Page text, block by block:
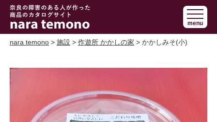
奈良で障害の
ある人の手作
り商品 nara
menu
nara temono > 施設 > 作遊所 かかしの家 > かかしみそ(小)